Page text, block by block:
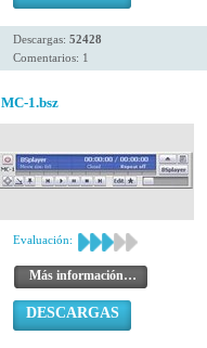
Descargas: 52428
Comentarios: 1
MC-1.bsz
Evaluación:
Más información…
DESCARGAS